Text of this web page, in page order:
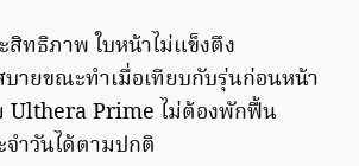
ทธิภาพ ใบหน้าไม่แข็งตึง
บายขณะทำเมื่อเทียบกับรุ่นก่อนหน้า
Ulthera Prime ไม่ต้องพักฟื้น
จำวันได้ตามปกติ